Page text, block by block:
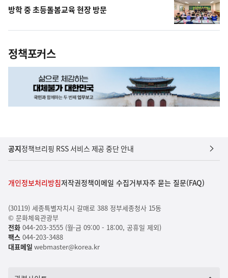
방학 중 초등돌봄교육 현장 방문
정책포커스
공지정책브리핑 RSS 서비스 제공 중단 안내
개인정보처리방침저작권정책이메일 수집거부자주 묻는 질문(FAQ)
(30119) 세종특별자치시 갈매로 388 정부세종청사 15동
© 문화체육관광부
전화044-203-3555 (월-금 09:00 - 18:00, 공휴일 제외)
팩스044-203-3488
대표메일 webmaster@korea.kr